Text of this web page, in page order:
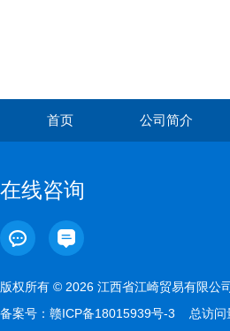
首页 公司简介
在线咨询
版权所有 © 2026 江西省江崎贸易有限
备案号： 赣ICP备18015939号-3 总访问